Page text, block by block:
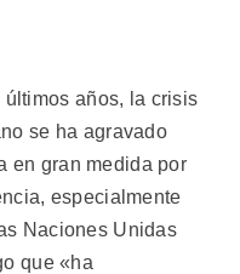
años, la crisis
se ha agravado
en gran medida por
especialmente
Naciones Unidas
que «ha